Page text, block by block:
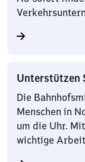
Unterstützen
Die
Menschen in
um die Uhr.
wichtige